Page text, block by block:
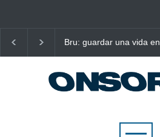
Bru: guardar una vida en
pop emocional